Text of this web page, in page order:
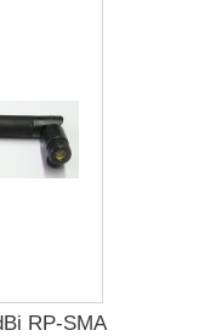
RP-SMA